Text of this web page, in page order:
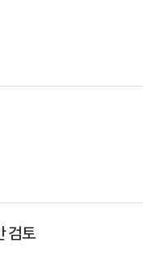
검토